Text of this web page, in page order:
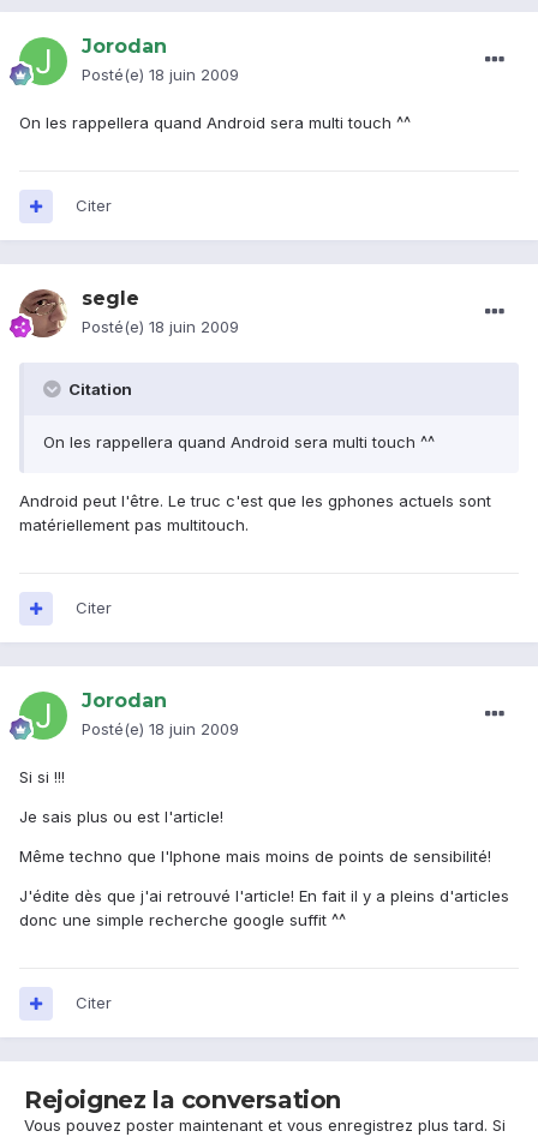
Jorodan
Posté(e) 18 juin 2009
On les rappellera quand Android sera multi touch ^^
Citer
segle
Posté(e) 18 juin 2009
Citation
On les rappellera quand Android sera multi touch ^^
Android peut l'être. Le truc c'est que les gphones actuels sont
matériellement pas multitouch.
Citer
Jorodan
Posté(e) 18 juin 2009
Si si !!!
Je sais plus ou est l'article!
Même techno que l'Iphone mais moins de points de sensibilité!
J'édite dès que j'ai retrouvé l'article! En fait il y a pleins d'articles
donc une simple recherche google suffit ^^
Citer
Rejoignez la conversation
Vous pouvez poster maintenant et vous enregistrez plus tard. Si